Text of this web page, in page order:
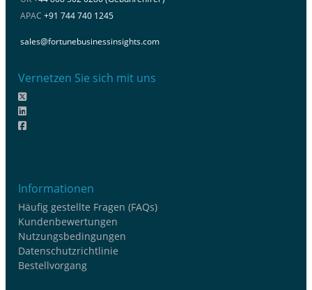
APAC +91 744 740 1245
sales@fortunebusinessinsights.com
Vernetzen Sie sich mit uns
Informationen
Häufig gestellte Fragen (FAQs)
Kundenbewertungen
Nutzungsbedingungen
Datenschutzrichtlinie
Bestellvorgang